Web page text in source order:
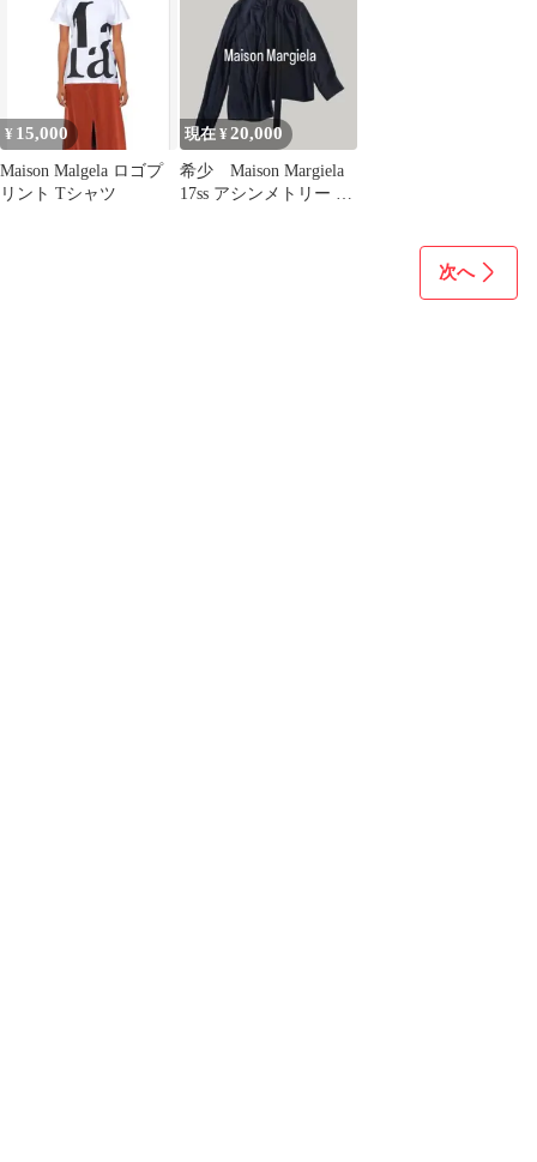
¥ 15,000
Maison Malgela ロゴプ
リント Tシャツ
現在 ¥20,000
希少 Maison Margiela
17ss アシンメトリー 変
次へ